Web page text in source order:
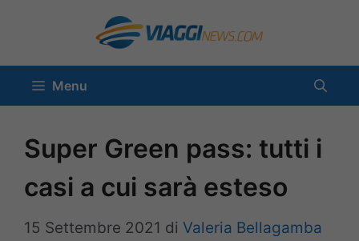
contenuto
Menu
Super Green pass: tutti i
casi a cui sarà esteso
15 Settembre 2021 di Valeria Bellagamba